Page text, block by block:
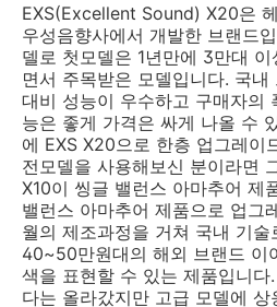
EXS(Excellent Sound) X20은
우성음향사에서 개발한 브랜드
델로 첫모델은 1년만에 3만대
면서 주목받은 모델입니다. 국
대비 성능이 우수하고 구매자의
능은 좋게 가격은 싸게 나올 수
에 EXS X20으로 한층 업그레이
전모델을 사용해보신 분이라면
X10이 씽글 밸런스 아마추어 제
밸런스 아마추어 제품으로 업그
월의 제조과정을 거쳐 국내 기술
40~50만원대의 해외 브랜드 이
색을 표현할 수 있는 제품입니다
다는 올라갔지만 고급 모델에